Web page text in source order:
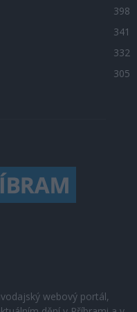
398
341
332
305
webový portál,